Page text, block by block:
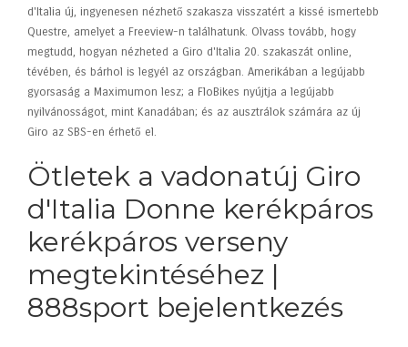
d'Italia új, ingyenesen nézhető szakasza visszatért a kissé ismertebb
Questre, amelyet a Freeview-n találhatunk. Olvass tovább, hogy
megtudd, hogyan nézheted a Giro d'Italia 20. szakaszát online,
tévében, és bárhol is legyél az országban. Amerikában a legújabb
gyorsaság a Maximumon lesz; a FloBikes nyújtja a legújabb
nyilvánosságot, mint Kanadában; és az ausztrálok számára az új
Giro az SBS-en érhető el.
Ötletek a vadonatúj Giro
d'Italia Donne kerékpáros
kerékpáros verseny
megtekintéséhez |
888sport bejelentkezés